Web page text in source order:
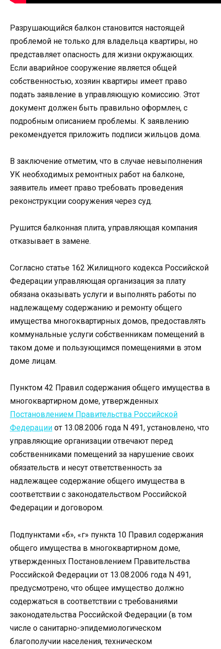
Разрушающийся балкон становится настоящей
проблемой не только для владельца квартиры, но
представляет опасность для жизни окружающих.
Если аварийное сооружение является общей
собственностью, хозяин квартиры имеет право
подать заявление в управляющую комиссию. Этот
документ должен быть правильно оформлен, с
подробным описанием проблемы. К заявлению
рекомендуется приложить подписи жильцов дома.
В заключение отметим, что в случае невыполнения
УК необходимых ремонтных работ на балконе,
заявитель имеет право требовать проведения
реконструкции сооружения через суд.
Рушится балконная плита, управляющая компания
отказывает в замене.
Согласно статье 162 Жилищного кодекса Российской
Федерации управляющая организация за плату
обязана оказывать услуги и выполнять работы по
надлежащему содержанию и ремонту общего
имущества многоквартирных домов, предоставлять
коммунальные услуги собственникам помещений в
таком доме и пользующимся помещениями в этом
доме лицам.
Пунктом 42 Правил содержания общего имущества в
многоквартирном доме, утвержденных
Постановлением Правительства Российской
Федерации от 13.08.2006 года N 491, установлено, что
управляющие организации отвечают перед
собственниками помещений за нарушение своих
обязательств и несут ответственность за
надлежащее содержание общего имущества в
соответствии с законодательством Российской
Федерации и договором.
Подпунктами «б», «г» пункта 10 Правил содержания
общего имущества в многоквартирном доме,
утвержденных Постановлением Правительства
Российской Федерации от 13.08.2006 года N 491,
предусмотрено, что общее имущество должно
содержаться в соответствии с требованиями
законодательства Российской Федерации (в том
числе о санитарно-эпидемиологическом
благополучии населения, техническом